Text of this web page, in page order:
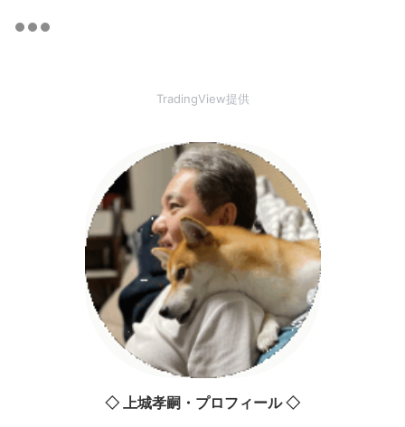
TradingView提供
◇ 上城孝嗣・プロフィール ◇